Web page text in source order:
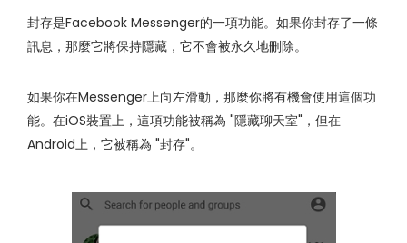
封存是Facebook Messenger的一項功能。如果你封存了一條
訊息，那麼它將保持隱藏，它不會被永久地刪除。
如果你在Messenger上向左滑動，那麼你將有機會使用這個功
能。在iOS裝置上，這項功能被稱為 "隱藏聊天室"，但在
Android上，它被稱為 "封存"。